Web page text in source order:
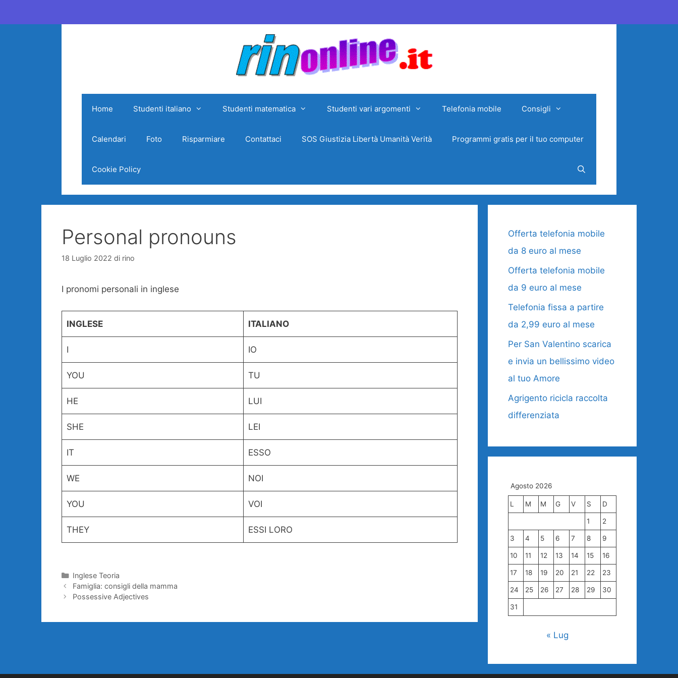
al
Home Studenti italiano Studenti matematica Studenti vari argomenti Telefonia mobile Consigli
Calendari Foto Risparmiare Contattaci SOS Giustizia Libertà Umanità Verità Programmi gratis per il tuo computer
Cookie Policy
Personal pronouns
18 Luglio 2022 di rino
I pronomi personali in inglese
INGLESE ITALIANO
I IO
YOU TU
HE LUI
SHE LEI
IT ESSO
WE NOI
YOU VOI
THEY ESSI LORO
Categorie
Inglese Teoria
Famiglia: consigli della mamma
Possessive Adjectives
Offerta telefonia mobile
da 8 euro al mese
Offerta telefonia mobile
da 9 euro al mese
Telefonia fissa a partire
da 2,99 euro al mese
Per San Valentino scarica
e invia un bellissimo video
al tuo Amore
Agrigento ricicla raccolta
differenziata
Agosto 2026
L M M G V S D
1 2
3 4 5 6 7 8 9
10 11 12 13 14 15 16
17 18 19 20 21 22 23
24 25 26 27 28 29 30
31
« Lug